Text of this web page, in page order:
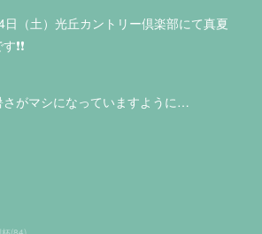
日（土）光丘カントリー倶楽部にて真夏
さがマシになっていますように…